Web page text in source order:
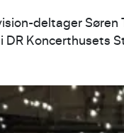
deltager
DR Koncerthusets